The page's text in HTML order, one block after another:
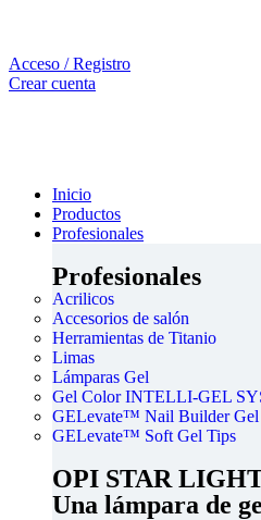
Acceso / Registro
Crear cuenta
Inicio
Productos
Profesionales
Profesionales
Acrilicos
Accesorios de salón
Herramientas de Titanio
Limas
Lámparas Gel
Gel Color INTELLI-GEL
GELevate™ Nail Builder Gel
GELevate™ Soft Gel Tips
OPI STAR
Una lámpara de